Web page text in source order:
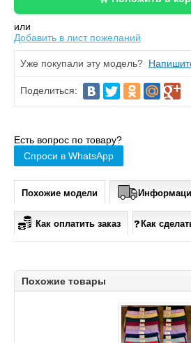
или
Добавить в лист пожеланий
Уже покупали эту модель?
Поделиться:
Есть вопрос по товару?
Спроси в WhatsApp
Похожие модели
Как оплатить заказ Как
Похожие товары